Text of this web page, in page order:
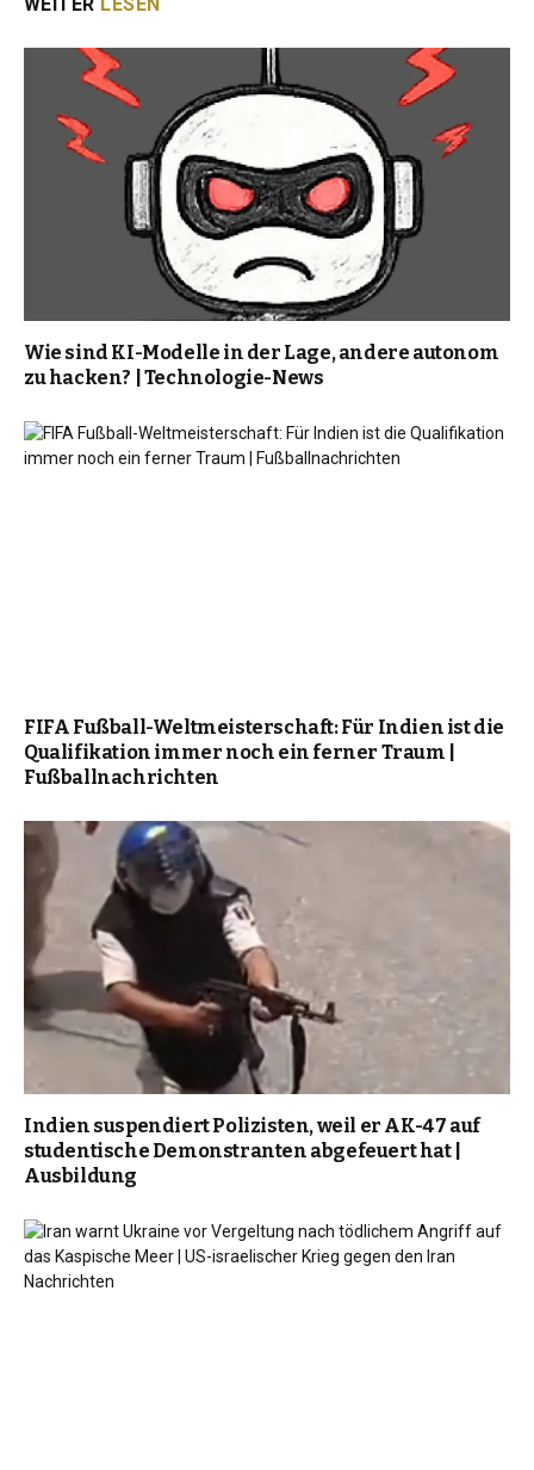
Wie sind KI-Modelle in der Lage, andere autonom
zu hacken? | Technologie-News
FIFA Fußball-Weltmeisterschaft: Für Indien ist die
Qualifikation immer noch ein ferner Traum |
Fußballnachrichten
Indien suspendiert Polizisten, weil er AK-47 auf
studentische Demonstranten abgefeuert hat |
Ausbildung